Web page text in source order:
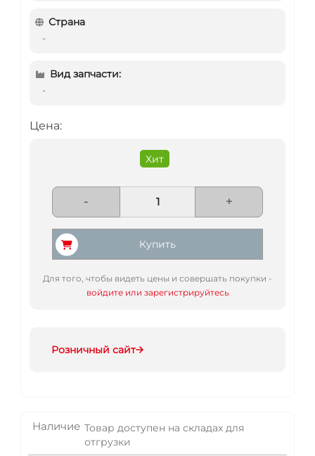
Страна
-
Вид запчасти:
-
Цена:
Хит
- +
Купить
Для того, чтобы видеть цены и совершать покупки -
войдите или зарегистрируйтесь
Розничный сайт
Наличие Товар доступен на складах для
отгрузки